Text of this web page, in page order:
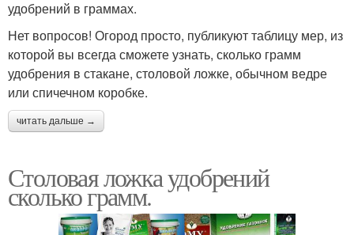
удобрений в граммах.
Нет вопросов! Огород просто, публикуют таблицу мер, из
которой вы всегда сможете узнать, сколько грамм
удобрения в стакане, столовой ложке, обычном ведре
или спичечном коробке.
читать дальше →
Столовая ложка удобрений
сколько грамм.